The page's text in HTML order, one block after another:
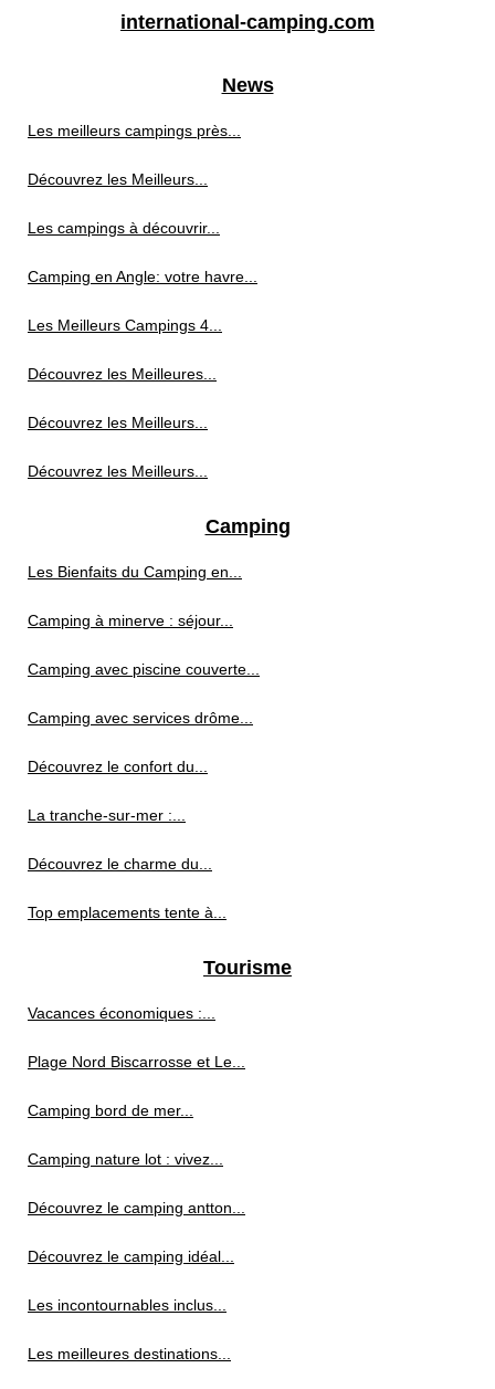
international-camping.com
News
Les meilleurs campings près...
Découvrez les Meilleurs...
Les campings à découvrir...
Camping en Angle: votre havre...
Les Meilleurs Campings 4...
Découvrez les Meilleures...
Découvrez les Meilleurs...
Découvrez les Meilleurs...
Camping
Les Bienfaits du Camping en...
Camping à minerve : séjour...
Camping avec piscine couverte...
Camping avec services drôme...
Découvrez le confort du...
La tranche-sur-mer :...
Découvrez le charme du...
Top emplacements tente à...
Tourisme
Vacances économiques :...
Plage Nord Biscarrosse et Le...
Camping bord de mer...
Camping nature lot : vivez...
Découvrez le camping antton...
Découvrez le camping idéal...
Les incontournables inclus...
Les meilleures destinations...